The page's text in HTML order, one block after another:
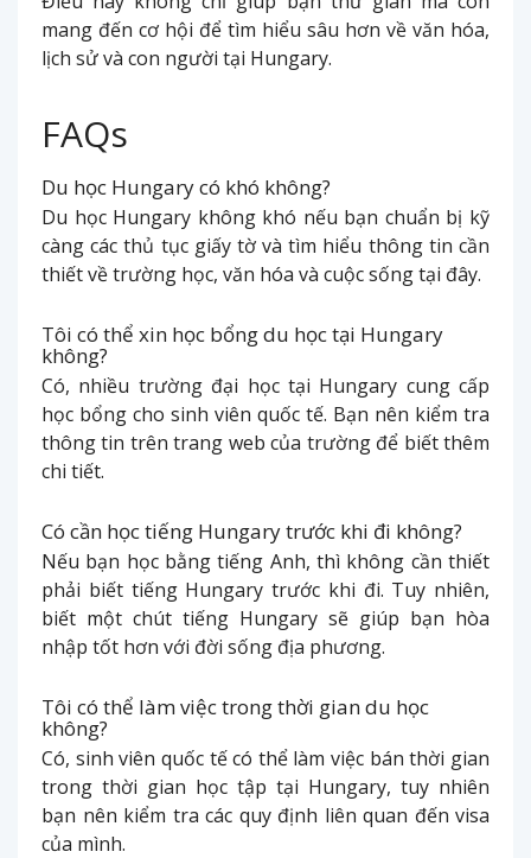
mang đến cơ hội để tìm hiểu sâu hơn về văn hóa,
lịch sử và con người tại Hungary.
FAQs
Du học Hungary có khó không?
Du học Hungary không khó nếu bạn chuẩn bị kỹ
càng các thủ tục giấy tờ và tìm hiểu thông tin cần
thiết về trường học, văn hóa và cuộc sống tại đây.
Tôi có thể xin học bổng du học tại Hungary
không?
Có, nhiều trường đại học tại Hungary cung cấp
học bổng cho sinh viên quốc tế. Bạn nên kiểm tra
thông tin trên trang web của trường để biết thêm
chi tiết.
Có cần học tiếng Hungary trước khi đi không?
Nếu bạn học bằng tiếng Anh, thì không cần thiết
phải biết tiếng Hungary trước khi đi. Tuy nhiên,
biết một chút tiếng Hungary sẽ giúp bạn hòa
nhập tốt hơn với đời sống địa phương.
Tôi có thể làm việc trong thời gian du học
không?
Có, sinh viên quốc tế có thể làm việc bán thời gian
trong thời gian học tập tại Hungary, tuy nhiên
bạn nên kiểm tra các quy định liên quan đến visa
của mình.